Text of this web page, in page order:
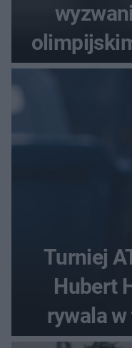
podczas
Turniej
Hubert
rywala